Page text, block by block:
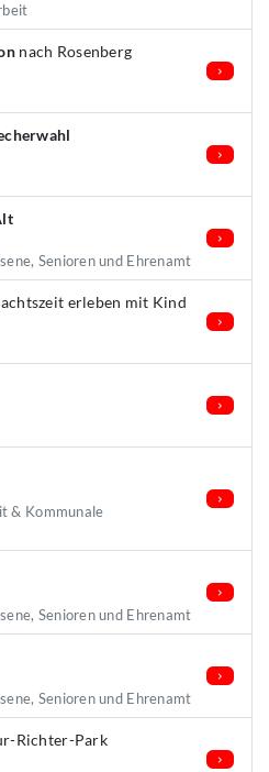
nach Rosenberg
Senioren und Ehrenamt
erleben mit Kind
& Kommunale
Senioren und Ehrenamt
Senioren und Ehrenamt
Richter-Park